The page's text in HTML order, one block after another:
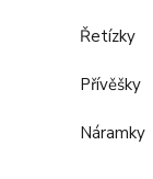
Řetízky
Přívěšky
Náramky